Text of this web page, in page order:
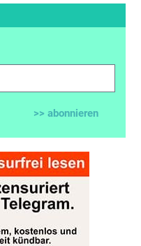
>> abonnieren